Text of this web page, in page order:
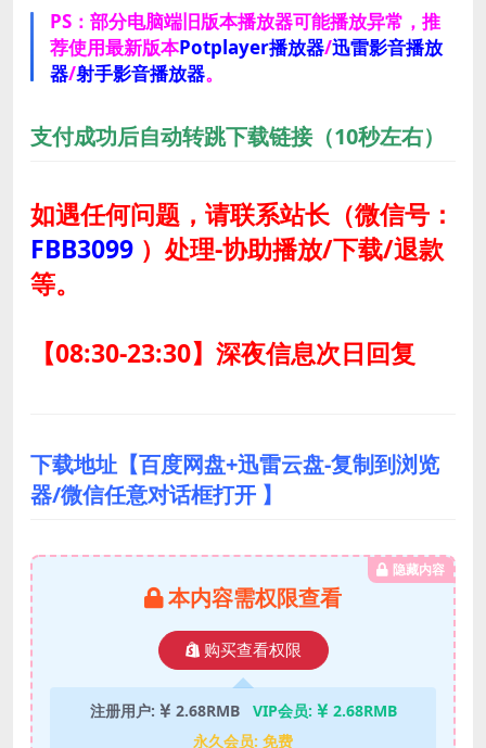
PS：部分电脑端旧版本播放器可能播放异常，推
荐使用最新版本Potplayer播放器/迅雷影音播放
器/射手影音播放器。
支付成功后自动转跳下载链接（10秒左右）
如遇任何问题，请联系站长（微信号：
FBB3099 ） 处理-协助播放/下载/退款
等。
【08:30-23:30】深夜信息次日回复
下载地址【百度网盘+迅雷云盘-复制到浏览
器/微信任意对话框打开 】
隐藏内容
本内容需权限查看
购买查看权限
注册用户: 2.68RMB VIP会员:
2.68RMB
永久会员: 免费